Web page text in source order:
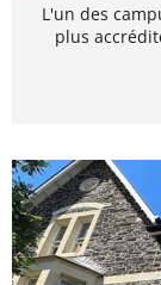
L'un des
plus